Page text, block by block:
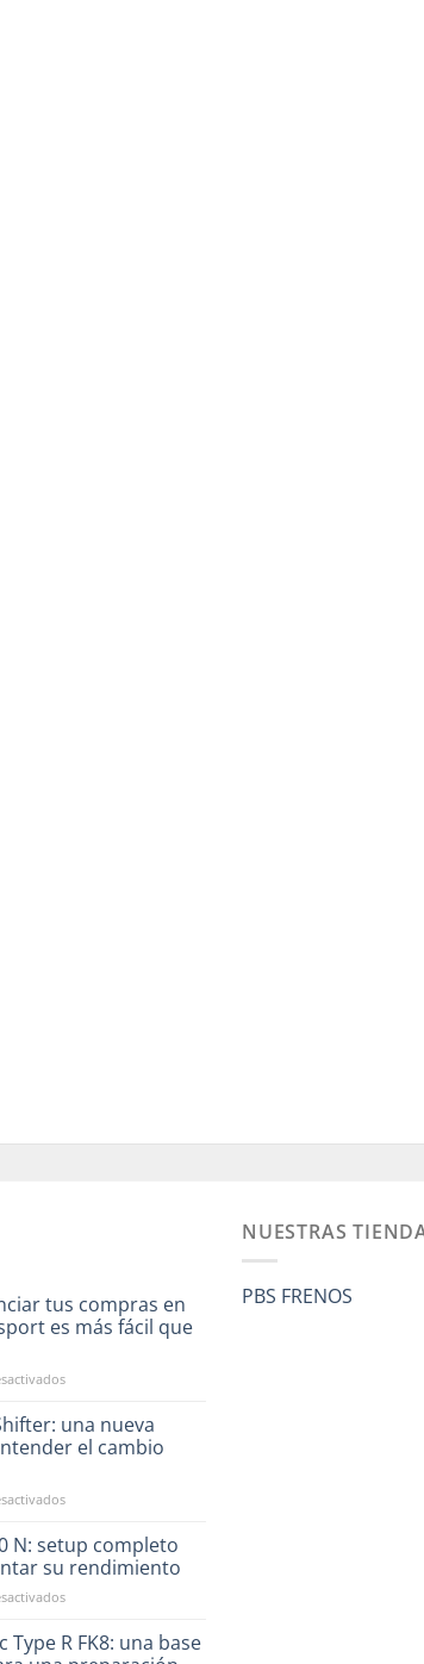
tus compras en
es más fácil que
en
financiar
compras
RST
es
más
fácil
que
una nueva
el cambio
en
Ultra
Shifter:
una
nueva
de
entender
N: setup completo
su rendimiento
en
i30
Type R FK8: una base
NUESTRAS
PBS FRENOS